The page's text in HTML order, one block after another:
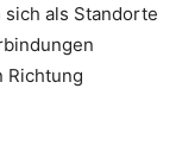
als Standorte
Richtung